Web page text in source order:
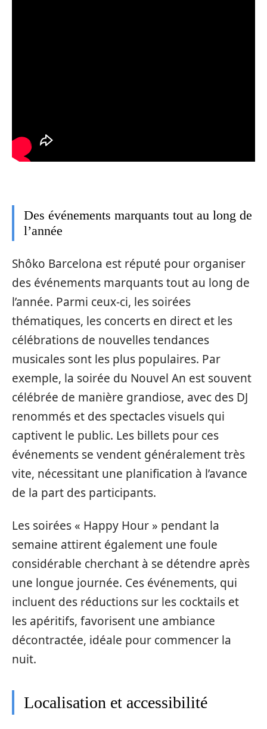
Des événements marquants tout au long de
l’année
Shôko Barcelona est réputé pour organiser
des événements marquants tout au long de
l’année. Parmi ceux-ci, les soirées
thématiques, les concerts en direct et les
célébrations de nouvelles tendances
musicales sont les plus populaires. Par
exemple, la soirée du Nouvel An est souvent
célébrée de manière grandiose, avec des DJ
renommés et des spectacles visuels qui
captivent le public. Les billets pour ces
événements se vendent généralement très
vite, nécessitant une planification à l’avance
de la part des participants.
Les soirées « Happy Hour » pendant la
semaine attirent également une foule
considérable cherchant à se détendre après
une longue journée. Ces événements, qui
incluent des réductions sur les cocktails et
les apéritifs, favorisent une ambiance
décontractée, idéale pour commencer la
nuit.
Localisation et accessibilité